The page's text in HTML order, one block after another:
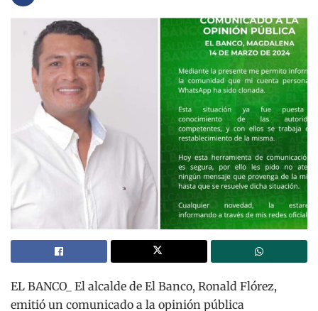
EL BANCO_ El alcalde de El Banco, Ronald Flórez,
emitió un comunicado a la opinión pública